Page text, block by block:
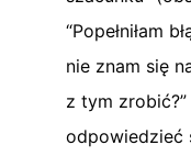
“Popełniłam
nie znam się
z tym
odpowiedzieć